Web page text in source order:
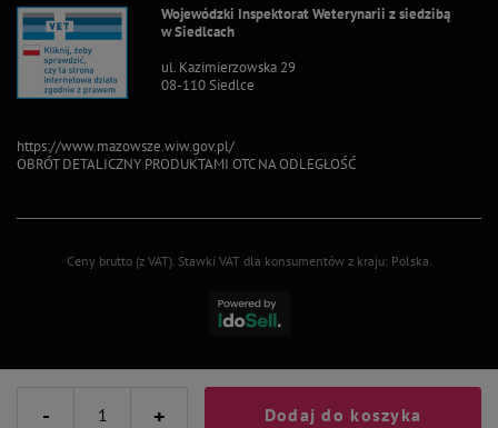
- + Dodaj do koszyka
Wojewódzki Inspektorat Weterynarii z siedzibą
w Siedlcach
ul. Kazimierzowska 29
08-110 Siedlce
https://www.mazowsze.wiw.gov.pl/
OBRÓT DETALICZNY PRODUKTAMI OTC NA ODLEGŁOŚĆ
Ceny brutto (z VAT). Stawki VAT dla konsumentów z kraju: Polska